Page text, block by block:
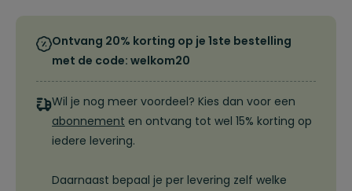
Ontvang 20% korting op je 1ste bestelling
met de code: welkom20
Wil je nog meer voordeel? Kies dan voor een
abonnement en ontvang tot wel 15% korting op
iedere levering.
Daarnaast bepaal je per levering zelf welke